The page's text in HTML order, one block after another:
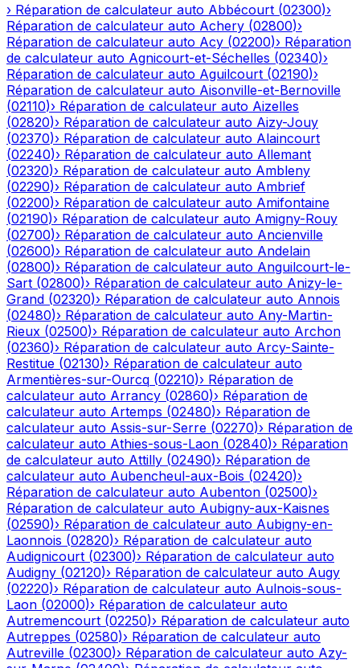
› Réparation de calculateur auto Abbécourt (02300)›
Réparation de calculateur auto Achery (02800)›
Réparation de calculateur auto Acy (02200)› Réparation
de calculateur auto Agnicourt-et-Séchelles (02340)›
Réparation de calculateur auto Aguilcourt (02190)›
Réparation de calculateur auto Aisonville-et-Bernoville
(02110)› Réparation de calculateur auto Aizelles
(02820)› Réparation de calculateur auto Aizy-Jouy
(02370)› Réparation de calculateur auto Alaincourt
(02240)› Réparation de calculateur auto Allemant
(02320)› Réparation de calculateur auto Ambleny
(02290)› Réparation de calculateur auto Ambrief
(02200)› Réparation de calculateur auto Amifontaine
(02190)› Réparation de calculateur auto Amigny-Rouy
(02700)› Réparation de calculateur auto Ancienville
(02600)› Réparation de calculateur auto Andelain
(02800)› Réparation de calculateur auto Anguilcourt-le-
Sart (02800)› Réparation de calculateur auto Anizy-le-
Grand (02320)› Réparation de calculateur auto Annois
(02480)› Réparation de calculateur auto Any-Martin-
Rieux (02500)› Réparation de calculateur auto Archon
(02360)› Réparation de calculateur auto Arcy-Sainte-
Restitue (02130)› Réparation de calculateur auto
Armentières-sur-Ourcq (02210)› Réparation de
calculateur auto Arrancy (02860)› Réparation de
calculateur auto Artemps (02480)› Réparation de
calculateur auto Assis-sur-Serre (02270)› Réparation de
calculateur auto Athies-sous-Laon (02840)› Réparation
de calculateur auto Attilly (02490)› Réparation de
calculateur auto Aubencheul-aux-Bois (02420)›
Réparation de calculateur auto Aubenton (02500)›
Réparation de calculateur auto Aubigny-aux-Kaisnes
(02590)› Réparation de calculateur auto Aubigny-en-
Laonnois (02820)› Réparation de calculateur auto
Audignicourt (02300)› Réparation de calculateur auto
Audigny (02120)› Réparation de calculateur auto Augy
(02220)› Réparation de calculateur auto Aulnois-sous-
Laon (02000)› Réparation de calculateur auto
Autremencourt (02250)› Réparation de calculateur auto
Autreppes (02580)› Réparation de calculateur auto
Autreville (02300)› Réparation de calculateur auto Azy-